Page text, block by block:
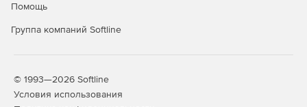
Помощь
Группа компаний Softline
© 1993—2026 Softline
Условия использования